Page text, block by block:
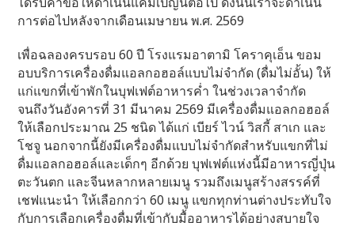
การต่อไปหลังจากเดือนเมษายน พ.ศ. 2569
เพื่อฉลองครบรอบ 60 ปี โรงแรมอาตามิ โคราคุเอ็น ขอม
อบบริการเครื่องดื่มแอลกอฮอล์แบบไม่จำกัด (ดื่มไม่อั้น) ให้
แก่แขกที่เข้าพักในบุฟเฟต์อาหารค่ำ ในช่วงเวลาจำกัด
จนถึงวันอังคารที่ 31 มีนาคม 2569 มีเครื่องดื่มแอลกอฮอล์
ให้เลือกประมาณ 25 ชนิด ได้แก่ เบียร์ ไวน์ วิสกี้ สาเก และ
โชจู นอกจากนี้ยังมีเครื่องดื่มแบบไม่จำกัดสำหรับแขกที่ไม่
ดื่มแอลกอฮอล์และเด็กๆ อีกด้วย บุฟเฟต์แห่งนี้มีอาหารญี่ปุ่น
ตะวันตก และจีนหลากหลายเมนู รวมถึงเมนูสร้างสรรค์ที่
เชฟแนะนำ ให้เลือกกว่า 60 เมนู แขกทุกท่านต่างประทับใจ
กับการเลือกเครื่องดื่มที่เข้ากับมื้ออาหารได้อย่างสบายใจ